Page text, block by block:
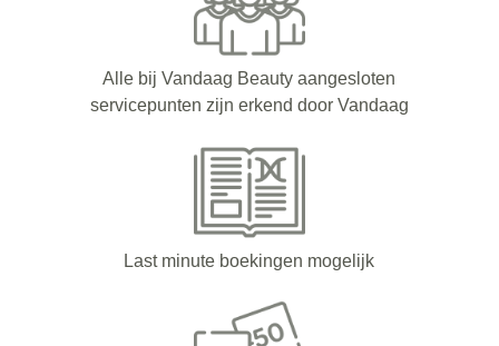
Alle bij Vandaag Beauty aangesloten
servicepunten zijn erkend door Vandaag
Last minute boekingen mogelijk